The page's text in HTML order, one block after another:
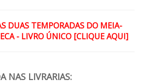
DUAS TEMPORADAS DO MEIA-
- LIVRO ÚNICO [CLIQUE AQUI]
NAS LIVRARIAS: